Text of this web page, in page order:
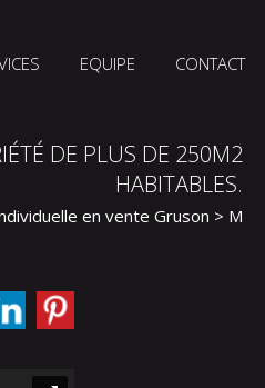
EQUIPE CONTACT
DE PLUS DE 250M2
HABITABLES.
en vente Gruson >